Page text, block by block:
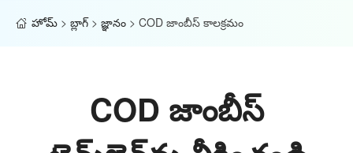
హోమ్ > బ్లాగ్> జ్ఞానం > COD జాంబీస్ కాలక్రమం
COD జాంబీస్